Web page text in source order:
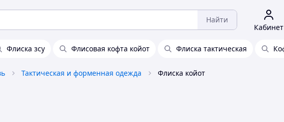
Найти
Кабинет
Флиска зсу Флисовая кофта койот Флиска тактическая
Тактическая и форменная одежда Флиска койот